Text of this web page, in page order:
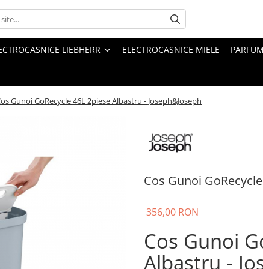
LIEBHERR ELECTROCASNICE MIELE
Gunoi GoRecycle 46L 2piese Albastru - Joseph&Joseph
Cos Gunoi
356,00 RON
Cos Gunoi
Albastru -